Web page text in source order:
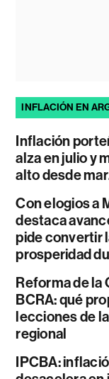
INFLACIÓN EN
Inflación
alza en julio y
alto desde
Con elogios a
destaca
pide convertir
prosperidad
Reforma de la
BCRA: qué
lecciones de
regional
IPCBA: